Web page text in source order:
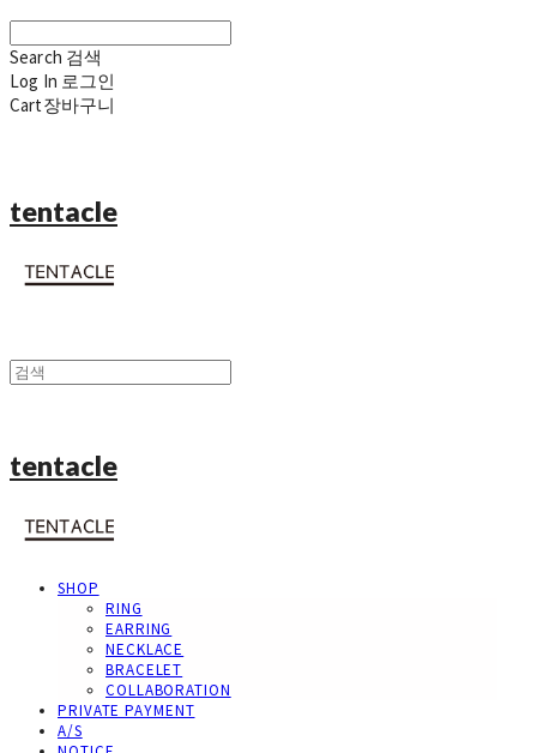
Search 검색
Log In 로그인
Cart장바구니
tentacle
tentacle
SHOP
RING
EARRING
NECKLACE
BRACELET
COLLABORATION
PRIVATE PAYMENT
A/S